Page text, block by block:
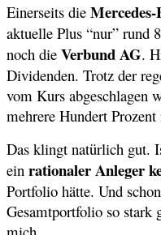
Einerseits die
aktuelle Plus “nur” rund
noch die Verbund AG.
Dividenden. Trotz der
vom Kurs abgeschlagen
mehrere Hundert
Das klingt natürlich gut.
ein rationaler Anleger
Portfolio hätte. Und
Gesamtportfolio so stark